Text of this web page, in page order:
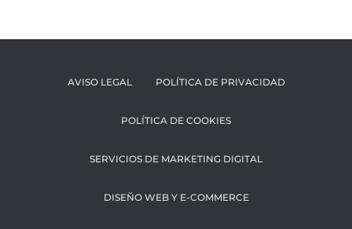
AVISO LEGAL POLÍTICA DE PRIVACIDAD
POLÍTICA DE COOKIES
SERVICIOS DE MARKETING DIGITAL
DISEÑO WEB Y E-COMMERCE